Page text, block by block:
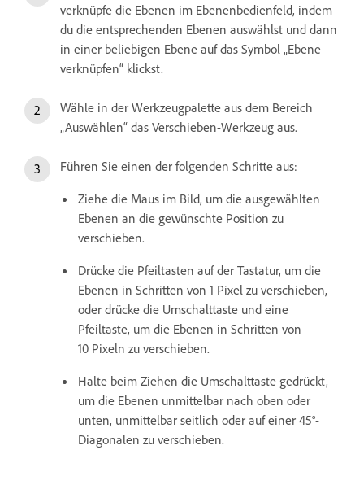
verknüpfe die Ebenen im Ebenenbedienfeld, indem
du die entsprechenden Ebenen auswählst und dann
in einer beliebigen Ebene auf das Symbol „Ebene
verknüpfen“ klickst.
Wähle in der Werkzeugpalette aus dem Bereich
„Auswählen“ das Verschieben-Werkzeug aus.
Führen Sie einen der folgenden Schritte aus:
Ziehe die Maus im Bild, um die ausgewählten
Ebenen an die gewünschte Position zu
verschieben.
Drücke die Pfeiltasten auf der Tastatur, um die
Ebenen in Schritten von 1 Pixel zu verschieben,
oder drücke die Umschalttaste und eine
Pfeiltaste, um die Ebenen in Schritten von
10 Pixeln zu verschieben.
Halte beim Ziehen die Umschalttaste gedrückt,
um die Ebenen unmittelbar nach oben oder
unten, unmittelbar seitlich oder auf einer 45°-
Diagonalen zu verschieben.